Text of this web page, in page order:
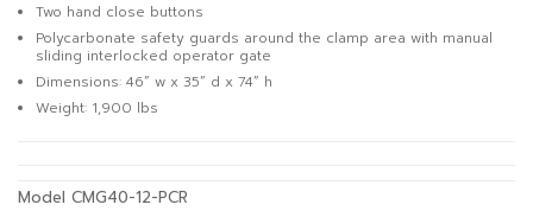
Two hand close buttons
Polycarbonate safety guards around the clamp area with manual
sliding interlocked operator gate
Dimensions: 46” w x 35” d x 74” h
Weight: 1,900 lbs
Model CMG40-12-PCR